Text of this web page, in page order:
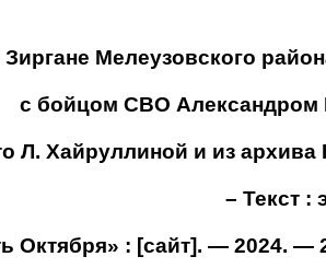
Мелеузовского
с бойцом СВО Александром
Л. Хайруллиной и из архива
– Текст :
Октября» : [сайт]. — 2024. —